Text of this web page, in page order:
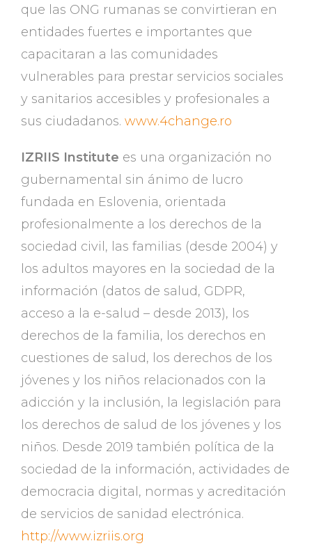
que las ONG rumanas se convirtieran en
entidades fuertes e importantes que
capacitaran a las comunidades
vulnerables para prestar servicios sociales
y sanitarios accesibles y profesionales a
sus ciudadanos. www.4change.ro
IZRIIS Institute es una organización no
gubernamental sin ánimo de lucro
fundada en Eslovenia, orientada
profesionalmente a los derechos de la
sociedad civil, las familias (desde 2004) y
los adultos mayores en la sociedad de la
información (datos de salud, GDPR,
acceso a la e-salud – desde 2013), los
derechos de la familia, los derechos en
cuestiones de salud, los derechos de los
jóvenes y los niños relacionados con la
adicción y la inclusión, la legislación para
los derechos de salud de los jóvenes y los
niños. Desde 2019 también política de la
sociedad de la información, actividades de
democracia digital, normas y acreditación
de servicios de sanidad electrónica.
http://www.izriis.org